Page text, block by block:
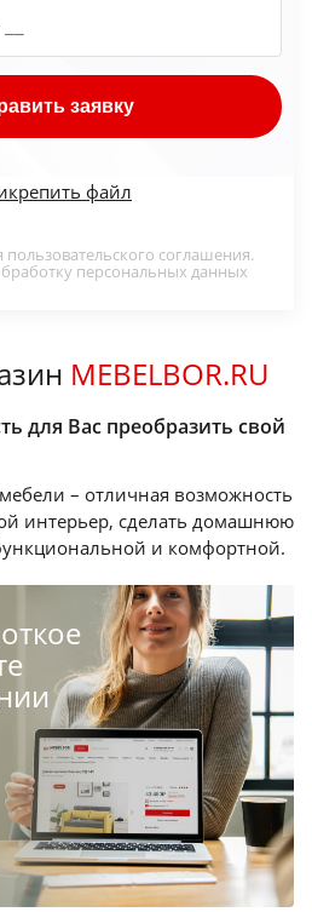
заявку
файл
пользовательского соглашения.
персональных данных
MEBELBOR.RU
для Вас преобразить свой
– отличная возможность
интерьер, сделать домашнюю
и комфортной.